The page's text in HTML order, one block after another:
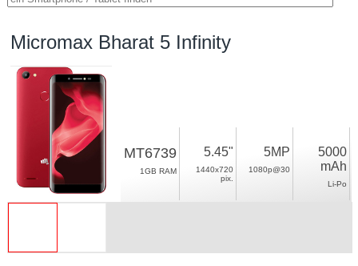
Micromax Bharat 5 Infinity
MT6739
1GB RAM
5.45"
1440x720
pix.
5MP
1080p@30
5000
mAh
Li-Po